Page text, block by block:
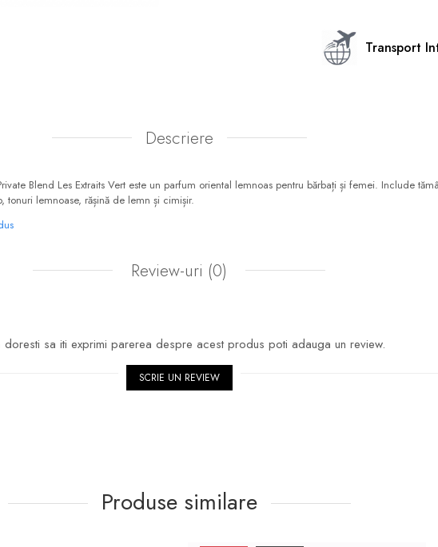
Transport
Descriere
Blend Les Extraits Vert este un parfum oriental lemnoas pentru bărbați și femei. Include
lemnoase, rășină de lemn și cimișir.
Review-uri (0)
doresti sa iti exprimi parerea despre acest produs poti adauga un review.
SCRIE UN REVIEW
Produse similare